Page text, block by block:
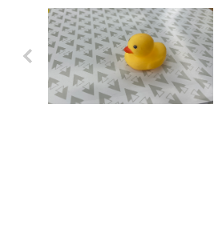
Previo
us